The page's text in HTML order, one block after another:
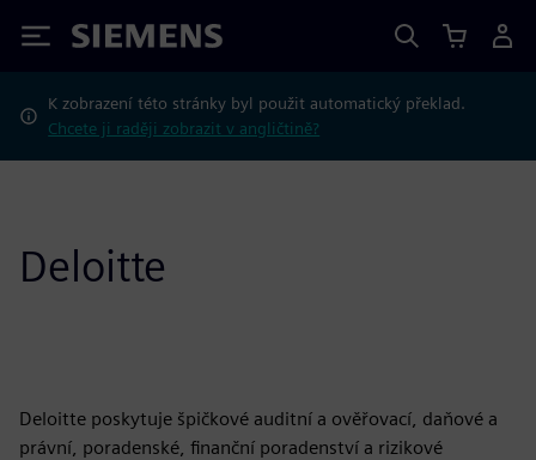
Siemens
K zobrazení této stránky byl použit automatický překlad.
Chcete ji raději zobrazit v angličtině?
Deloitte
Deloitte poskytuje špičkové auditní a ověřovací, daňové a
právní, poradenské, finanční poradenství a rizikové